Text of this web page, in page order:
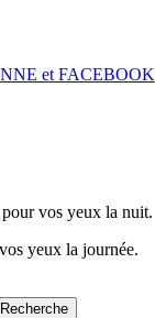
et FACEBOOK
pour vos yeux la nuit.
yeux la journée.
Recherche